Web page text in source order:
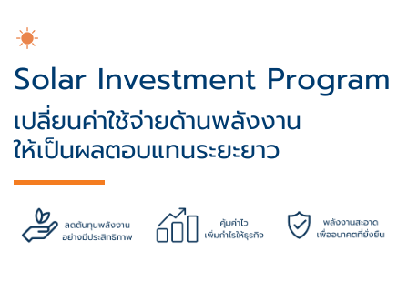
Solar Investment Program
เปลี่ยนค่าใช้จ่ายด้านพลังงาน
ให้เป็นผลตอบแทนระยะยาว